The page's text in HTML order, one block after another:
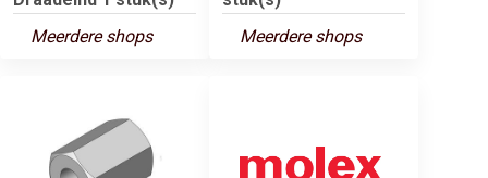
Meerdere shops
Meerdere shops